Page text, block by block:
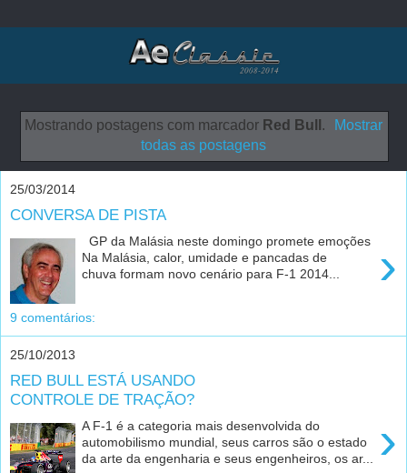
Mostrando postagens com marcador Red Bull .
Mostrar
todas as postagens
25/03/2014
CONVERSA DE PISTA
›
GP da Malásia neste domingo promete emoções
Na Malásia, calor, umidade e pancadas de
chuva formam novo cenário para F-1 2014...
9 comentários:
25/10/2013
RED BULL ESTÁ USANDO
CONTROLE DE TRAÇÃO?
›
A F-1 é a categoria mais desenvolvida do
automobilismo mundial, seus carros são o estado
da arte da engenharia e seus engenheiros, os ar...